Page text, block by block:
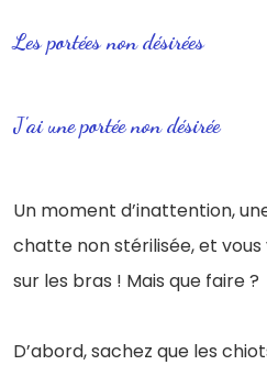
Les portées non désirées
J'ai une portée non désirée
Un moment d’inattention,
chatte non stérilisée, et
sur les bras ! Mais que faire ?
D’abord, sachez que les